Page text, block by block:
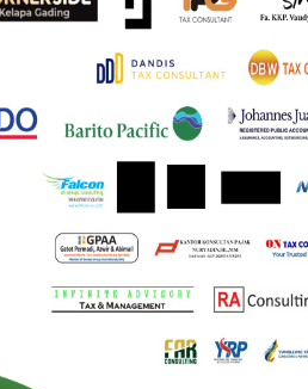
bertekad untuk
dari China yang
sulit diprediksi.(bl)
IKPI,Perkuat Pertahanan
Pembelian